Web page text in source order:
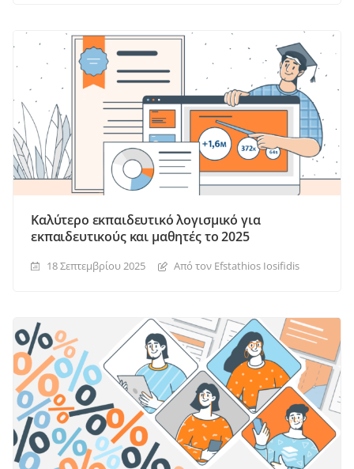
Καλύτερο εκπαιδευτικό λογισμικό για
εκπαιδευτικούς και μαθητές το 2025
18 Σεπτεμβρίου 2025 Από τον Efstathios Iosifidis